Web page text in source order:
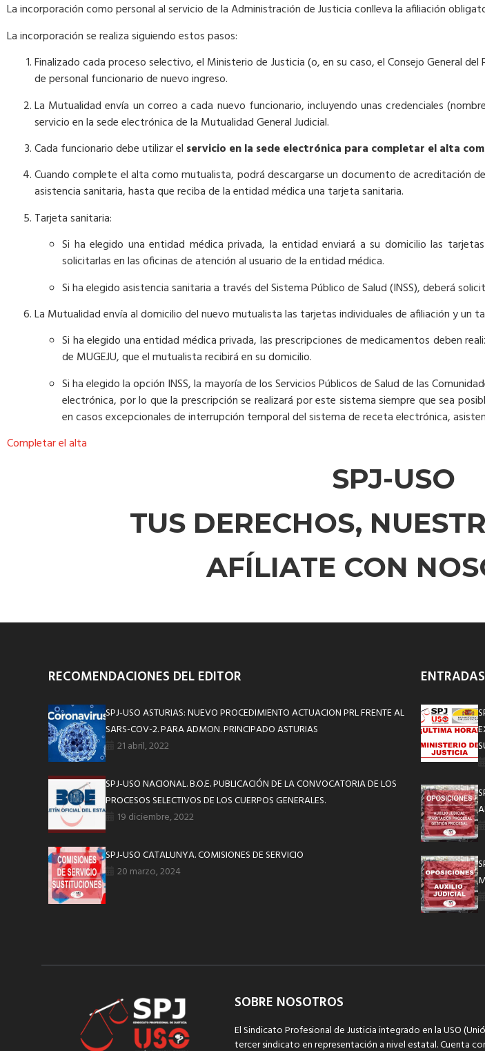
La incorporación como personal al servicio de la Administración de Justicia conlleva la afiliación
La incorporación se realiza siguiendo estos pasos:
Finalizado cada proceso selectivo, el Ministerio de Justicia (o, en su caso, el Consejo General
de personal funcionario de nuevo ingreso.
La Mutualidad envía un correo a cada nuevo funcionario, incluyendo unas credenciales
servicio en la sede electrónica de la Mutualidad General Judicial.
Cada funcionario debe utilizar el servicio en la sede electrónica para completar el alta
Cuando complete el alta como mutualista, podrá descargarse un documento de acreditación
asistencia sanitaria, hasta que reciba de la entidad médica una tarjeta sanitaria.
Tarjeta sanitaria:
Si ha elegido una entidad médica privada, la entidad enviará a su domicilio las
solicitarlas en las oficinas de atención al usuario de la entidad médica.
Si ha elegido asistencia sanitaria a través del Sistema Público de Salud (INSS), deberá
La Mutualidad envía al domicilio del nuevo mutualista las tarjetas individuales de afiliación y un
Si ha elegido una entidad médica privada, las prescripciones de medicamentos deben
de MUGEJU, que el mutualista recibirá en su domicilio.
Si ha elegido la opción INSS, la mayoría de los Servicios Públicos de Salud de las
electrónica, por lo que la prescripción se realizará por este sistema siempre que sea
en casos excepcionales de interrupción temporal del sistema de receta electrónica,
Completar el alta
SPJ-USO
TUS DERECHOS,
AFÍLIATE CON
RECOMENDACIONES DEL EDITOR
SPJ-USO ASTURIAS: NUEVO PROCEDIMIENTO ACTUACION PRL FRENTE AL
SARS-COV-2. PARA ADMON. PRINCIPADO ASTURIAS
21 abril, 2022
SPJ-USO NACIONAL. B.O.E. PUBLICACIÓN DE LA CONVOCATORIA DE LOS
PROCESOS SELECTIVOS DE LOS CUERPOS GENERALES.
19 diciembre, 2022
SPJ-USO CATALUNYA. COMISIONES DE SERVICIO
20 marzo, 2024
SOBRE NOSOTROS
El Sindicato Profesional de Justicia integrado en la USO
tercer sindicato en representación a nivel estatal. Cuenta